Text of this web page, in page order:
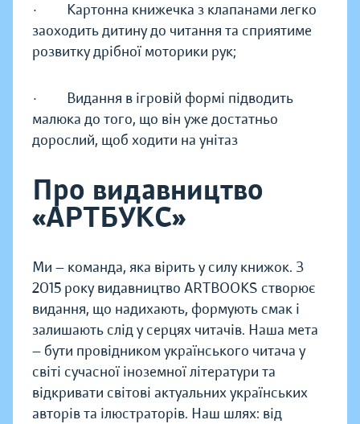
· Картонна книжечка з клапанами легко
заоходить дитину до читання та сприятиме
розвитку дрібної моторики рук;
· Видання в ігровій формі підводить
малюка до того, що він уже достатньо
дорослий, щоб ходити на унітаз
Про видавництво
«АРТБУКС»
Ми — команда, яка вірить у силу книжок. З
2015 року видавництво ARTBOOKS створює
видання, що надихають, формують смак і
залишають слід у серцях читачів. Наша мета
— бути провідником українського читача у
світі сучасної іноземної літератури та
відкривати світові актуальних українських
авторів та ілюстраторів. Наш шлях: від